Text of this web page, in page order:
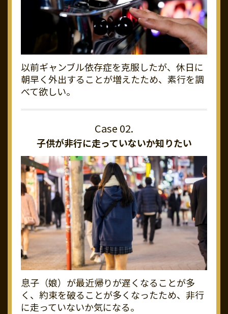
以前ギャンブル依存症を克服したが、休日に
朝早く外出することが増えたため、素行を調
べて欲しい。
子供が非行に走っていないか知りたい
息子（娘）が最近帰りが遅くなることが多
く、約束を破ることが多くなったため、非行
に走っていないか気になる。